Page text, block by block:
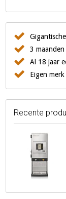
3
Al 18 jaar
Eigen
Recente